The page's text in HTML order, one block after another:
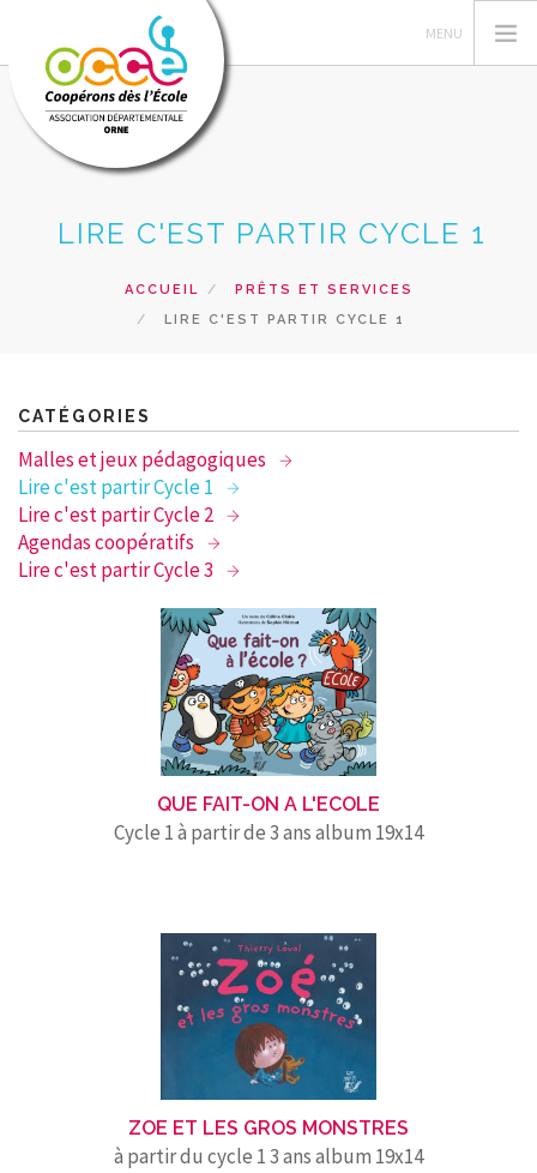
GERER SA COOPERATIVE
ACTIONS PÉDAGOGIQUES
PRETS ET SERVICES
RECHERCHER
CONTACT
LIRE C'EST PARTIR CYCLE 1
ACCUEIL
PRÊTS ET SERVICES
LIRE C'EST PARTIR CYCLE 1
CATÉGORIES
Malles et jeux pédagogiques
Lire c'est partir Cycle 1
Lire c'est partir Cycle 2
Agendas coopératifs
Lire c'est partir Cycle 3
QUE FAIT-ON A L'ECOLE
Cycle 1 à partir de 3 ans album 19x14
ZOE ET LES GROS MONSTRES
à partir du cycle 1 3 ans album 19x14